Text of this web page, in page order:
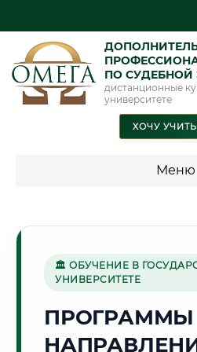
ПО СУДЕБНОЙ
дистанционные
университете
ХОЧУ
Меню
специальности"
Стоимость по программам
Стоимость по программам
🏛 ОБУЧЕНИЕ В
УНИВЕРСИТЕТЕ
ПРОГРАММЫ